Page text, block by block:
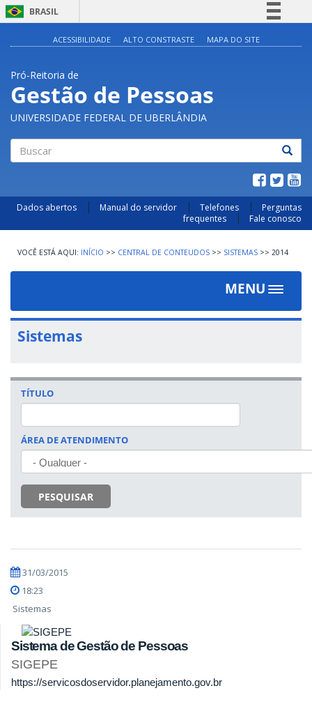
BRASIL
Acesso à informação
Legislação
Canais
ACESSIBILIDADE ALTO CONSTRASTE MAPA DO SITE
Pró-Reitoria de
Gestão de Pessoas
UNIVERSIDADE FEDERAL DE UBERLÂNDIA
Dados abertos Manual do servidor Telefones
Perguntas
frequentes
Fale conosco
INÍCIO >> CENTRAL DE CONTEUDOS >> SISTEMAS >> 2014
MENU
Toggle
Sistemas
TÍTULO
ÁREA DE ATENDIMENTO
PESQUISAR
31/03/2015
18:23
Sistemas
Sistema de Gestão de Pessoas
SIGEPE
https://servicosdoservidor.planejamento.gov.br